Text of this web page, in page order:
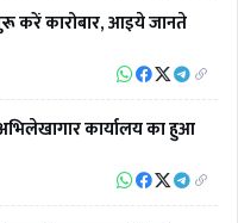
करें कारोबार, आइये जानते
कार्यालय का हुआ